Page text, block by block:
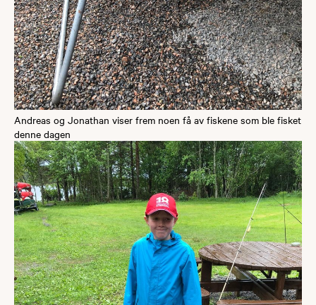
Andreas og Jonathan viser frem noen få av fiskene som ble fisket
denne dagen